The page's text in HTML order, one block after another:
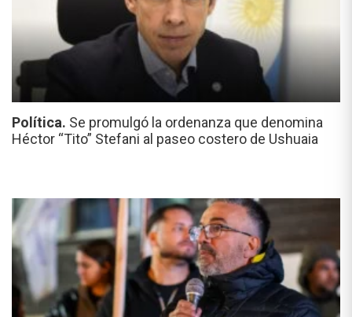
Política. Se promulgó la ordenanza que denomina
Héctor “Tito” Stefani al paseo costero de Ushuaia